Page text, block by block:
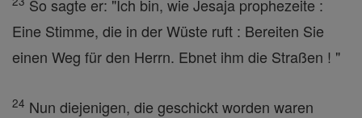
So sagte er: "Ich bin, wie Jesaja prophezeite :
Eine Stimme, die in der Wüste ruft : Bereiten Sie
einen Weg für den Herrn. Ebnet ihm die Straßen ! "
24 Nun diejenigen, die geschickt worden waren